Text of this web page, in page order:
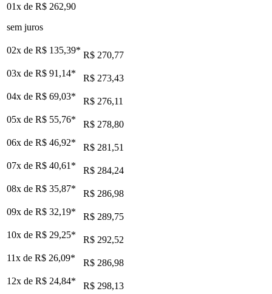
01x de R$ 262,90
sem juros
02x de R$ 135,39* R$ 270,77
03x de R$ 91,14*
R$ 273,43
04x de R$ 69,03*
R$ 276,11
05x de R$ 55,76*
R$ 278,80
06x de R$ 46,92*
R$ 281,51
07x de R$ 40,61 *
R$ 284,24
08x de R$ 35,87*
R$ 286,98
09x de R$ 32,19*
R$ 289,75
10x de R$ 29,25*
R$ 292,52
11x de R$ 26,09*
R$ 286,98
12x de R$ 24,84* R$ 298,13